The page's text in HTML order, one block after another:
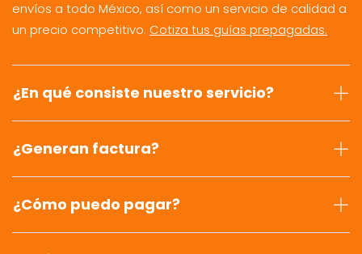
envíos a todo México, así como un servicio de calidad a
un precio competitivo. Cotiza tus guías prepagadas.
¿En qué consiste nuestro servicio?
¿Generan factura?
¿Cómo puedo pagar?